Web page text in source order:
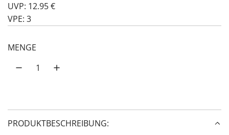
UVP: 12.95 €
VPE: 3
MENGE
PRODUKTBESCHREIBUNG: